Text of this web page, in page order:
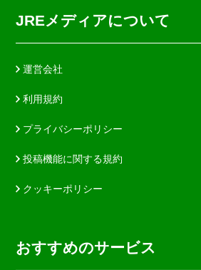
JREメディアについて
運営会社
利用規約
プライバシーポリシー
投稿機能に関する規約
クッキーポリシー
おすすめのサービス